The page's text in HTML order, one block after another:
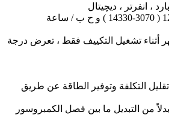
أثناء تشغيل التكييف فقط ، تعرض درجة
التكلفة وتوفير الطاقة عن طريق
من التبديل ما بين فصل الكمبروسور